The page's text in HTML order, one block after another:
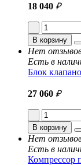
18 040 ₽
В корзину
Нет
Есть в
Блок
27 060 ₽
В корзину
Нет
Есть в
Компрессор